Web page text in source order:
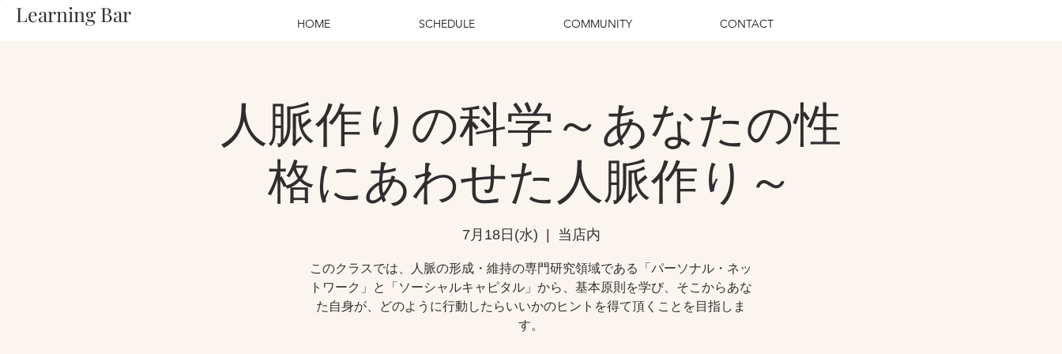
Learning Bar HOME SCHEDULE COMMUNITY CONTACT
人脈作りの科学～あなたの性
格にあわせた人脈作り～
7月18日(水) 当店内
このクラスでは、人脈の形成・維持の専門研究領域である「パーソナル・ネッ
トワーク」と「ソーシャルキャピタル」から、基本原則を学び、そこからあな
た自身が、どのように行動したらいいかのヒントを得て頂くことを目指しま
す。